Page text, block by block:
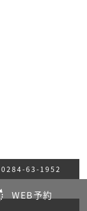
WEB予約
63-1952